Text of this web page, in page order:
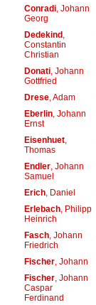
Conradi, Johann
Georg
Dedekind,
Constantin
Christian
Donati, Johann
Gottfried
Drese, Adam
Eberlin, Johann
Ernst
Eisenhuet,
Thomas
Endler, Johann
Samuel
Erich, Daniel
Erlebach, Philipp
Heinrich
Fasch, Johann
Friedrich
Fischer, Johann
Fischer, Johann
Caspar
Ferdinand